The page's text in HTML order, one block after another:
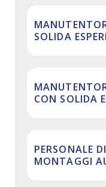
SOLIDA
CON SOLIDA
PERSONALE
MONTAGGI